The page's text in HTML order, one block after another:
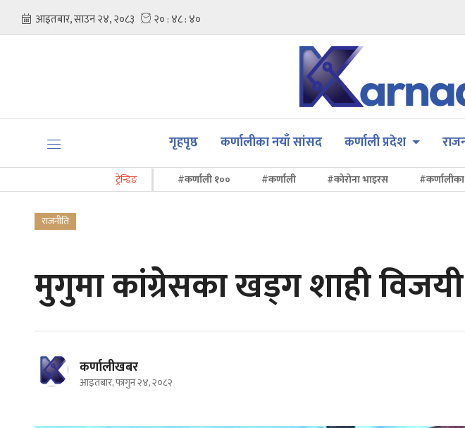
गृहपृष्ठ कर्णालीका नयाँ सांसद कर्णाली प्रदेश
ट्रेन्डिङ #कर्णाली १०० #कर्णाली #कोरोना भाइरस
राजनीति
मुगुमा कांग्रेसका खड्ग शाही विजयी
कर्णालीखबर
आइतबार, फागुन २४, २०८२